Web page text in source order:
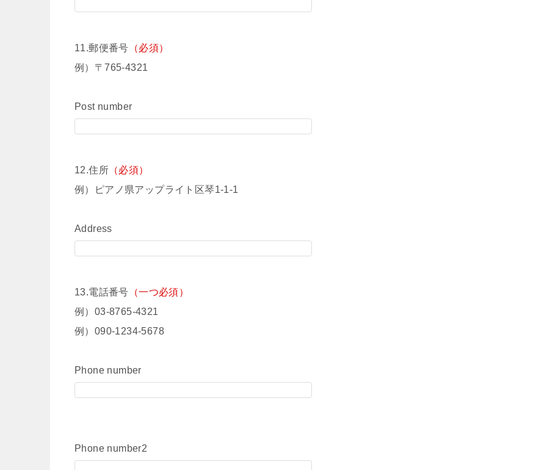
11.郵便番号 （必須）
例）〒765-4321
Post number
12.住所 （必須）
例）ピアノ県アップライト区琴1-1-1
Address
13.電話番号 （一つ必須）
例）03-8765-4321
例）090-1234-5678
Phone number
Phone number2